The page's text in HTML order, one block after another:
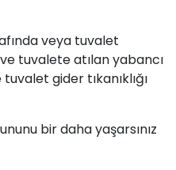
veya tuvalet
tuvalete atılan yabancı
gider tıkanıklığı
bir daha yaşarsınız